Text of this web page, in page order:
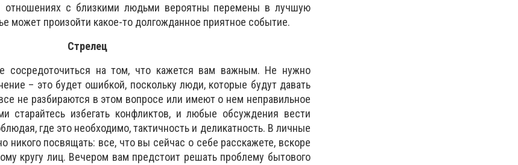
отношениях с близкими людьми вероятны перемены в лучшую
может произойти какое-то долгожданное приятное событие.
Стрелец
сосредоточиться на том, что кажется вам важным. Не нужно
– это будет ошибкой, поскольку люди, которые будут давать
не разбираются в этом вопросе или имеют о нем неправильное
старайтесь избегать конфликтов, и любые обсуждения вести
где это необходимо, тактичность и деликатность. В личные
никого посвящать: все, что вы сейчас о себе расскажете, вскоре
кругу лиц. Вечером вам предстоит решать проблему бытового